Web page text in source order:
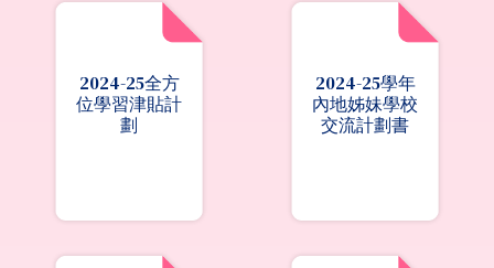
2024-25全方
位學習津貼計
劃
2024-25學年
內地姊妹學校
交流計劃書